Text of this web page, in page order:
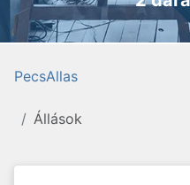
PecsAllas
Állások